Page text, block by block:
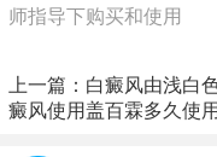
师指导下购买和使用
上一篇： 白癜风由浅白
癜风使用盖百霖多久使